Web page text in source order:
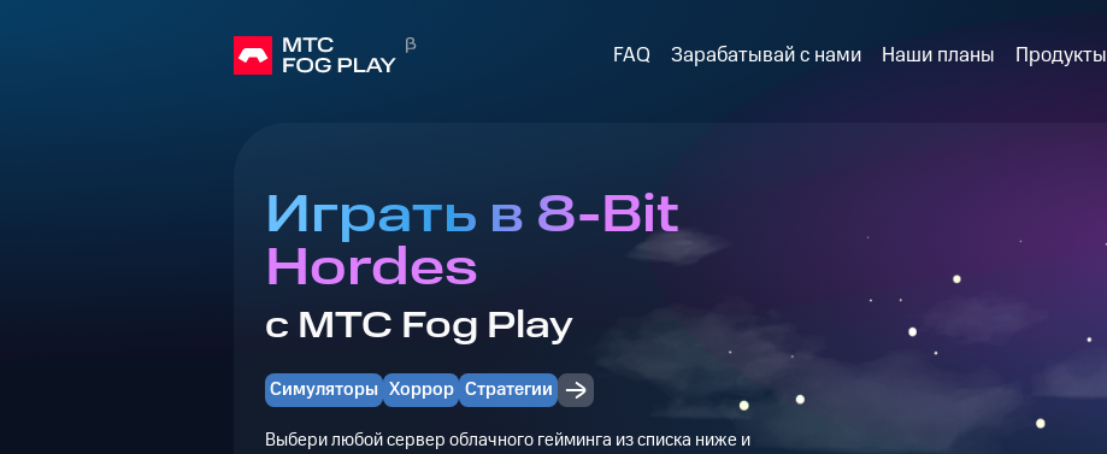
FAQ Зарабатывай с нами Наши планы Продукты
Играть в 8-Bit
Hordes
с МТС Fog Play
Симуляторы Хоррор Стратегии
Выбери любой сервер облачного гейминга из списка ниже и